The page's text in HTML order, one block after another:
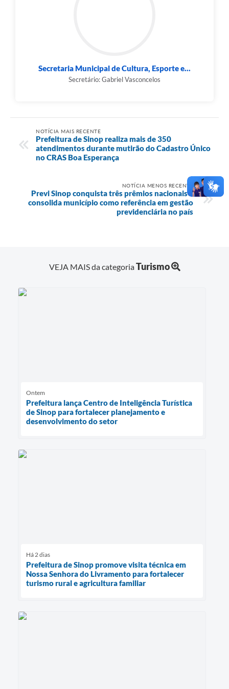
Secretaria Municipal de Cultura, Esporte e...
Secretário: Gabriel Vasconcelos
NOTÍCIA MAIS RECENTE
Prefeitura de Sinop realiza mais de 350
atendimentos durante mutirão do Cadastro Único
no CRAS Boa Esperança
NOTÍCIA MENOS RECENTE
Previ Sinop conquista três prêmios nacionais e
consolida município como referência em gestão
previdenciária no país
VEJA MAIS da categoriaTurismo
Ontem
Prefeitura lança Centro de Inteligência Turística
de Sinop para fortalecer planejamento e
desenvolvimento do setor
Há 2 dias
Prefeitura de Sinop promove visita técnica em
Nossa Senhora do Livramento para fortalecer
turismo rural e agricultura familiar